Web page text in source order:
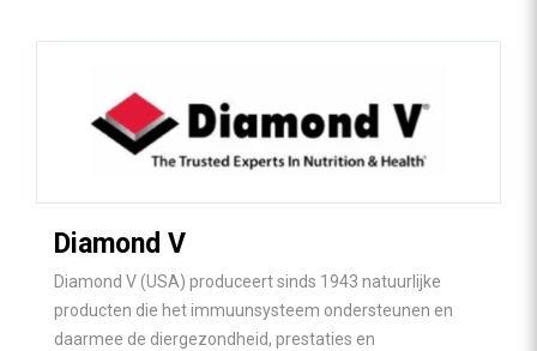
Diamond V
Diamond V (USA) produceert sinds 1943 natuurlijke
producten die het immuunsysteem ondersteunen en
daarmee de diergezondheid, prestaties en